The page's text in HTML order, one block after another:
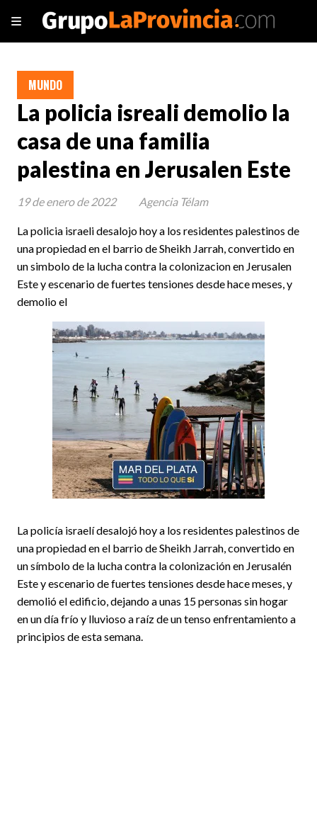
La policia isreali demolio la
casa de una familia
palestina en Jerusalen Este
La policia israeli desalojo hoy a los residentes palestinos de
una propiedad en el barrio de Sheikh Jarrah, convertido en
un simbolo de la lucha contra la colonizacion en Jerusalen
Este y escenario de fuertes tensiones desde hace meses, y
demolio el
MUNDO
19 de enero de 2022 Agencia Télam
La policía israelí desalojó hoy a los residentes palestinos de
una propiedad en el barrio de Sheikh Jarrah, convertido en
un símbolo de la lucha contra la colonización en Jerusalén
Este y escenario de fuertes tensiones desde hace meses, y
demolió el edificio, dejando a unas 15 personas sin hogar
en un día frío y lluvioso a raíz de un tenso enfrentamiento a
principios de esta semana.